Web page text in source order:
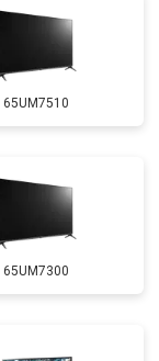
65UM7510
65UM7300